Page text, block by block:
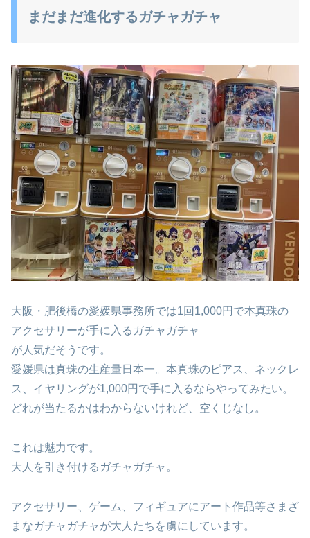
まだまだ進化するガチャガチャ
大阪・肥後橋の愛媛県事務所では1回1,000円で本真珠の
アクセサリーが手に入るガチャガチャ
が人気だそうです。
愛媛県は真珠の生産量日本一。本真珠のピアス、ネックレ
ス、イヤリングが1,000円で手に入るならやってみたい。
どれが当たるかはわからないけれど、空くじなし。
これは魅力です。
大人を引き付けるガチャガチャ。
アクセサリー、ゲーム、フィギュアにアート作品等さまざ
まなガチャガチャが大人たちを虜にしています。